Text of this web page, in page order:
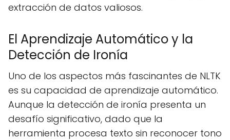
extracción de datos valiosos.
El Aprendizaje Automático y la
Detección de Ironía
Uno de los aspectos más fascinantes de NLTK
es su capacidad de aprendizaje automático.
Aunque la detección de ironía presenta un
desafío significativo, dado que la
herramienta procesa texto sin reconocer tono